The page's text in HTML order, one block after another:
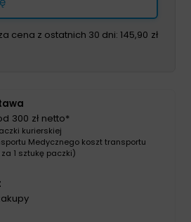
cena z ostatnich 30 dni: 145,90 zł
300 zł netto*
kurierskiej
Medycznego koszt transportu
1 sztukę paczki)